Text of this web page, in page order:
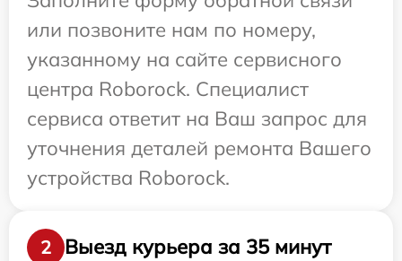
или позвоните нам по номеру,
указанному на сайте сервисного
центра Roborock. Специалист
сервиса ответит на Ваш запрос для
уточнения деталей ремонта Вашего
устройства Roborock.
2
Выезд курьера за 35 минут